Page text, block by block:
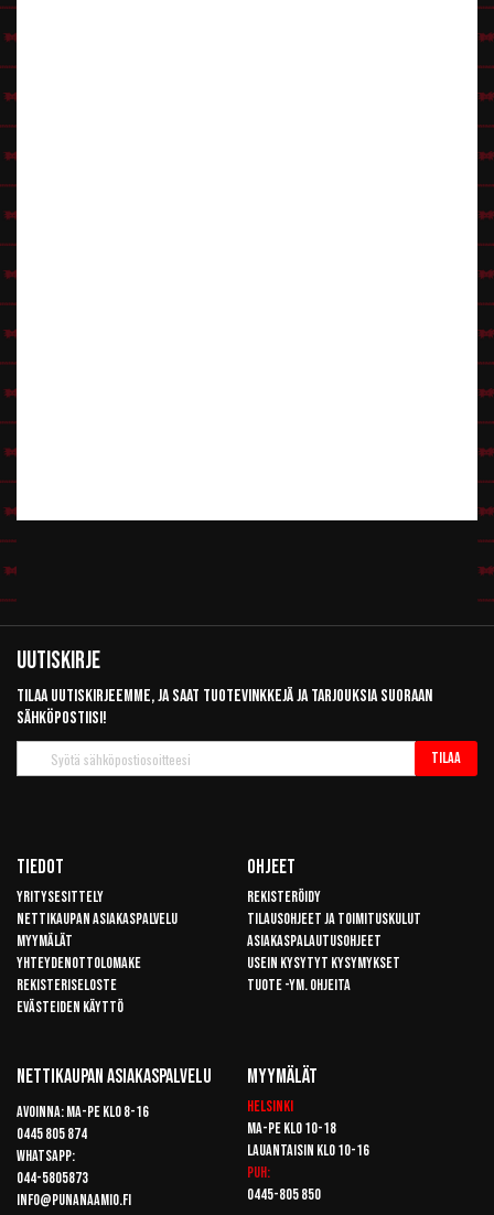
Uutiskirje
Tilaa uutiskirjeemme, ja saat tuotevinkkejä ja tarjouksia suoraan
sähköpostiisi!
uutiskirje
Tilaa
Tiedot
Yritysesittely
Nettikaupan asiakaspalvelu
Myymälät
Yhteydenottolomake
Rekisteriseloste
Evästeiden käyttö
Ohjeet
Rekisteröidy
Tilausohjeet ja toimituskulut
Asiakaspalautusohjeet
Usein kysytyt kysymykset
Tuote -ym. ohjeita
Nettikaupan Asiakaspalvelu
Avoinna: Ma-pe klo 8-16
0445 805 874
Whatsapp:
044-5805873
info@punanaamio.fi
Myymälät
Helsinki
Ma-pe klo 10-18
Lauantaisin klo 10-16
Puh:
0445-805 850